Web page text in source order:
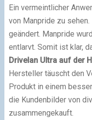
Ein vermeintlicher
von Manpride zu
geändert. Manpride
entlarvt. Somit ist klar,
Drivelan Ultra auf der
Hersteller täuscht den
Produkt in einem
die Kundenbilder von
zusammengekauft.